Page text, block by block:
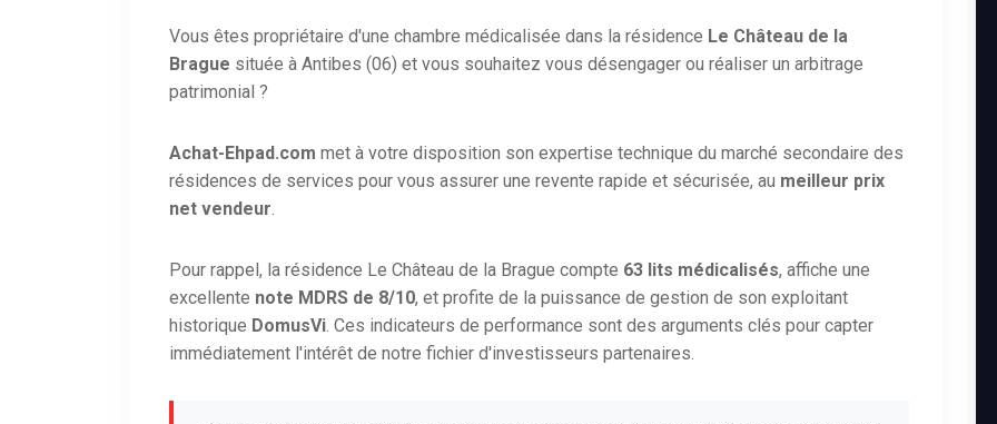
Vous êtes propriétaire d'une chambre médicalisée dans la résidence Le Château de la
Brague située à Antibes (06) et vous souhaitez vous désengager ou réaliser un arbitrage
patrimonial ?
Achat-Ehpad.com met à votre disposition son expertise technique du marché secondaire des
résidences de services pour vous assurer une revente rapide et sécurisée, au meilleur prix
net vendeur.
Pour rappel, la résidence Le Château de la Brague compte 63 lits médicalisés, affiche une
excellente note MDRS de 8/10, et profite de la puissance de gestion de son exploitant
historique DomusVi. Ces indicateurs de performance sont des arguments clés pour capter
immédiatement l'intérêt de notre fichier d'investisseurs partenaires.